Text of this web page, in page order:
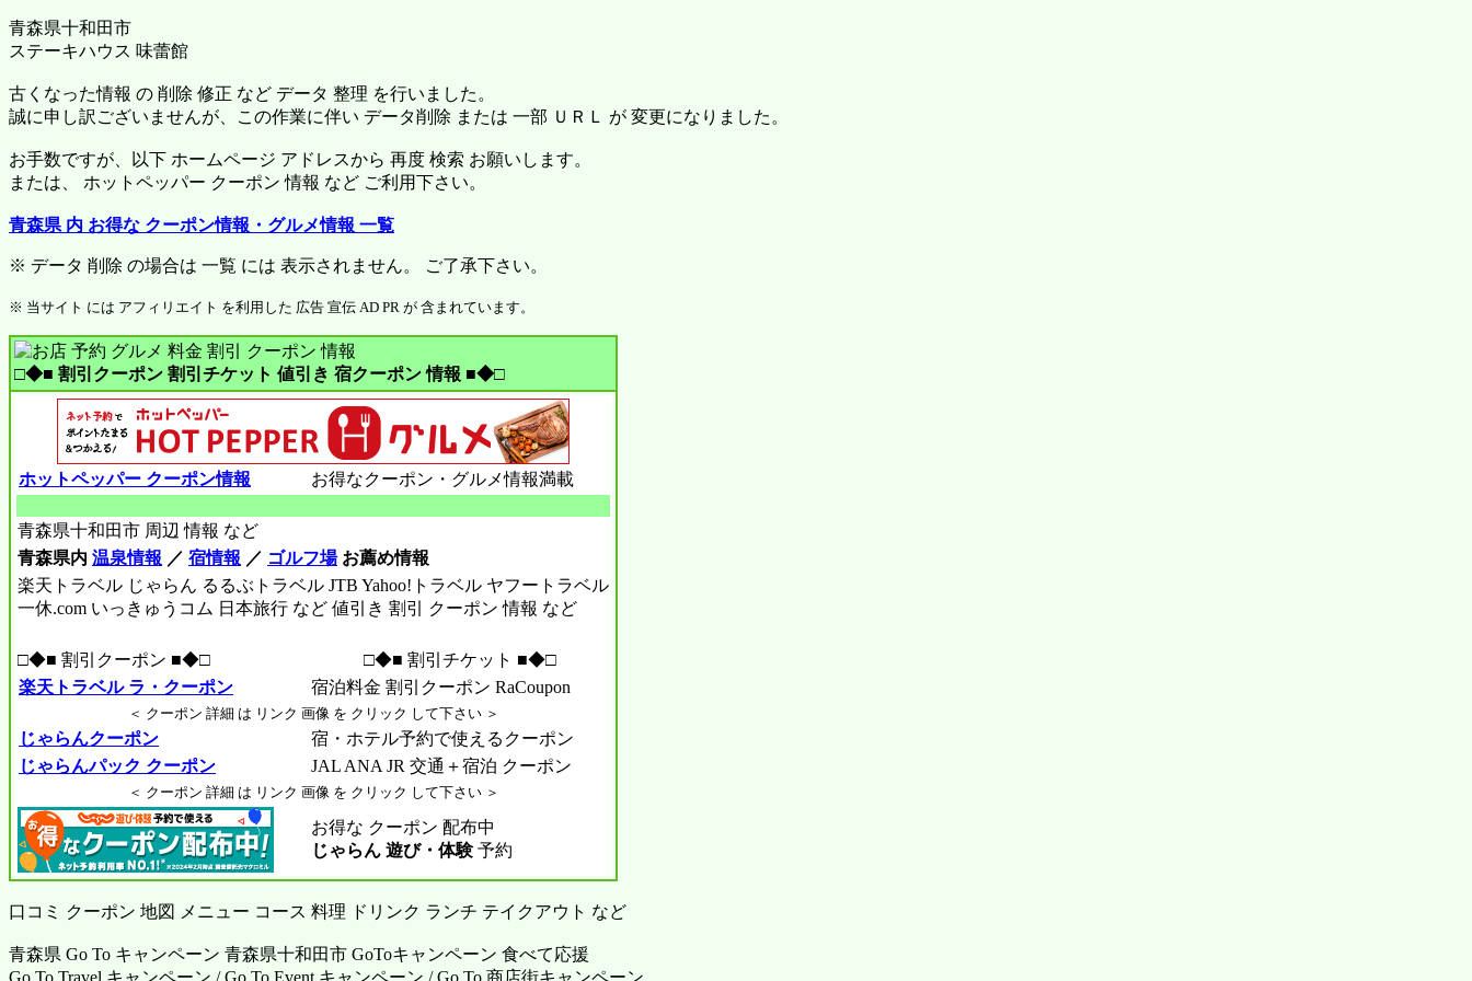
青森県十和田市
ステーキハウス 味蕾館
古くなった情報 の 削除 修正 など データ 整理 を行いました。
誠に申し訳ございませんが、この作業に伴い データ削除 または 一部 ＵＲＬ が 変更になりました。
お手数ですが、以下 ホームページ アドレスから 再度 検索 お願いします。
または、 ホットペッパー クーポン 情報 など ご利用下さい。
青森県 内 お得な クーポン情報・グルメ情報 一覧
※ データ 削除 の場合は 一覧 には 表示されません。 ご了承下さい。
※ 当サイト には アフィリエイト を利用した 広告 宣伝 AD PR が 含まれています。
□◆■ 割引クーポン 割引チケット 値引き 宿クーポン 情報 ■◆□
ホットペッパー クーポン情報 お得なクーポン・グルメ情報満載
青森県十和田市 周辺 情報 など
青森県内 温泉情報 ／ 宿情報 ／ ゴルフ場お薦め情報
楽天トラベル じゃらん るるぶトラベル JTB Yahoo!トラベル ヤフートラベル
一休.com いっきゅうコム 日本旅行 など 値引き 割引 クーポン 情報 など
□◆■ 割引クーポン ■◆□
□◆■ 割引チケット ■◆□
楽天トラベル ラ・クーポン
宿泊料金 割引クーポン RaCoupon
＜ クーポン 詳細 は リンク 画像 を クリック して下さい ＞
じゃらんクーポン
宿・ホテル予約で使えるクーポン
じゃらんパック クーポン
JAL ANA JR 交通＋宿泊 クーポン
＜ クーポン 詳細 は リンク 画像 を クリック して下さい ＞
お得な クーポン 配布中
じゃらん 遊び・体験予約
口コミ クーポン 地図 メニュー コース 料理 ドリンク ランチ テイクアウト など
青森県 Go To キャンペーン 青森県十和田市 GoToキャンペーン 食べて応援
Go To Travel キャンペーン / Go To Event キャンペーン / Go To 商店街キャンペーン